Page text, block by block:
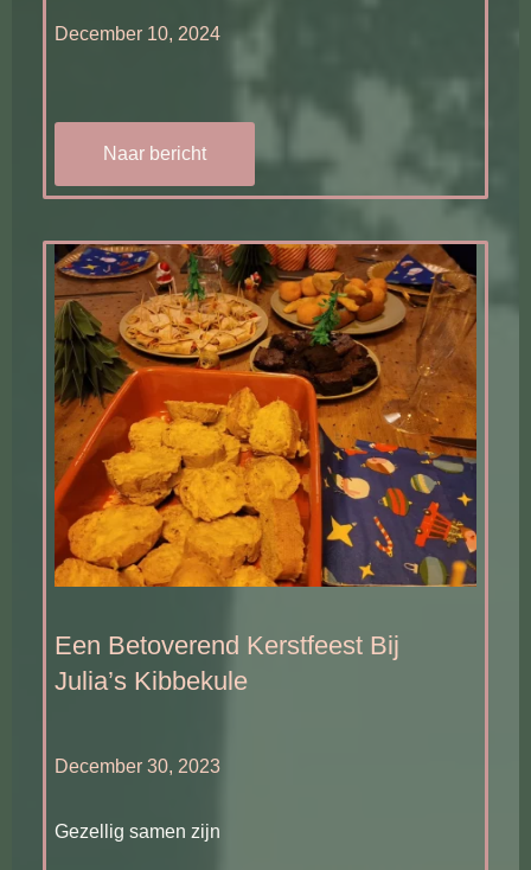
December 10, 2024
Naar bericht
Een Betoverend Kerstfeest Bij
Julia’s Kibbekule
December 30, 2023
Gezellig samen zijn